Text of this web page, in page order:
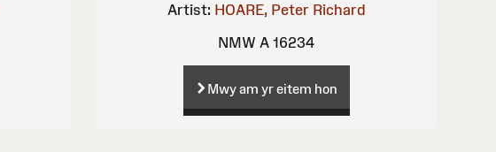
Artist: HOARE, Peter Richard
NMW A 16234
Mwy am yr eitem hon